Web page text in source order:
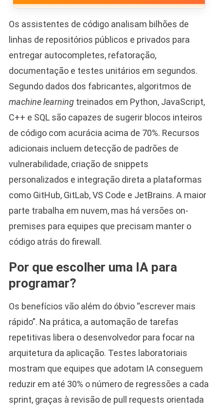
Os assistentes de código analisam bilhões de
linhas de repositórios públicos e privados para
entregar autocompletes, refatoração,
documentação e testes unitários em segundos.
Segundo dados dos fabricantes, algoritmos de
machine learningtreinados em Python, JavaScript,
C++ e SQL são capazes de sugerir blocos inteiros
de código com acurácia acima de 70%. Recursos
adicionais incluem detecção de padrões de
vulnerabilidade, criação de snippets
personalizados e integração direta a plataformas
como GitHub, GitLab, VS Code e JetBrains. A maior
parte trabalha em nuvem, mas há versões on-
premises para equipes que precisam manter o
código atrás do firewall.
Por que escolher uma IA para
programar?
Os benefícios vão além do óbvio “escrever mais
rápido”. Na prática, a automação de tarefas
repetitivas libera o desenvolvedor para focar na
arquitetura da aplicação. Testes laboratoriais
mostram que equipes que adotam IA conseguem
reduzir em até 30% o número de regressões a cada
sprint, graças à revisão de pull requests orientada